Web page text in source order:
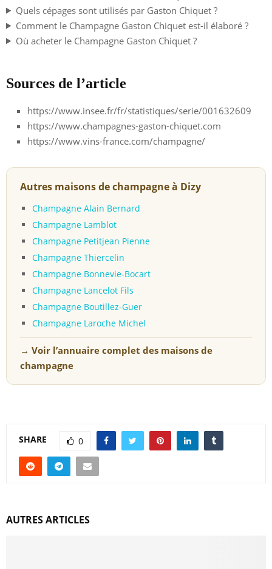
Quels cépages sont utilisés par Gaston Chiquet ?
Comment le Champagne Gaston Chiquet est-il élaboré ?
Où acheter le Champagne Gaston Chiquet ?
Sources de l’article
https://www.insee.fr/fr/statistiques/serie/001632609
https://www.champagnes-gaston-chiquet.com
https://www.vins-france.com/champagne/
Autres maisons de champagne à Dizy
Champagne Alain Bernard
Champagne Lamblot
Champagne Petitjean Pienne
Champagne Thiercelin
Champagne Bonnevie-Bocart
Champagne Lancelot Fils
Champagne Boutillez-Guer
Champagne Laroche Michel
→ Voir l’annuaire complet des maisons de
champagne
SHARE 0
AUTRES ARTICLES